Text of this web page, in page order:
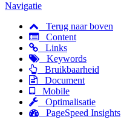
Navigatie
Terug naar boven
Content
Links
Keywords
Bruikbaarheid
Document
Mobile
Optimalisatie
PageSpeed Insights